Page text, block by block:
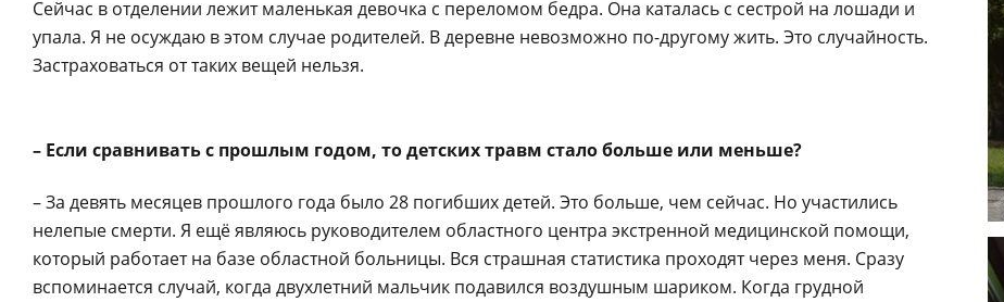
Сейчас в отделении лежит маленькая девочка с переломом бедра. Она каталась с сестрой на лошади и
упала. Я не осуждаю в этом случае родителей. В деревне невозможно по-другому жить. Это случайность.
Застраховаться от таких вещей нельзя.
– Если сравнивать с прошлым годом, то детских травм стало больше или меньше?
– За девять месяцев прошлого года было 28 погибших детей. Это больше, чем сейчас. Но участились
нелепые смерти. Я ещё являюсь руководителем областного центра экстренной медицинской помощи,
который работает на базе областной больницы. Вся страшная статистика проходят через меня. Сразу
вспоминается случай, когда двухлетний мальчик подавился воздушным шариком. Когда грудной